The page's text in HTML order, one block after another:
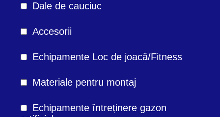
Dale de cauciuc
Accesorii
Echipamente Loc de joacă/Fitness
Materiale pentru montaj
Echipamente întreținere gazon